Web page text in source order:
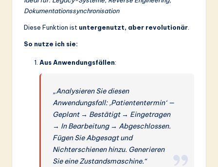
Dokumentationssynchronisation
Diese Funktion ist untergenutzt, aber revolutionär.
So nutze ich sie:
Aus Anwendungsfällen:
„Analysieren Sie diesen
Anwendungsfall: ‚Patiententermin‘ —
Geplant → Bestätigt → Eingetragen
→ In Bearbeitung → Abgeschlossen.
Fügen Sie Abgesagt und
Nichterschienen hinzu. Generieren
Sie eine Zustandsmaschine.“